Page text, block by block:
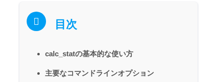
目次
calc_statの基本的な使い方
主要なコマンドラインオプション